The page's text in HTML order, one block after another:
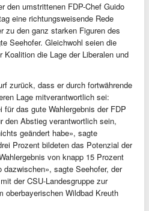
den umstrittenen FDP-Chef Guido
eine richtungsweisende Rede
zu den ganz starken Figuren des
Seehofer. Gleichwohl seien die
Koalition die Lage der Liberalen und
zurück, dass er durch fortwährende
Lage mitverantwortlich sei:
das gute Wahlergebnis der FDP
Abstieg verantwortlich sein,
geändert habe», sagte
Prozent bildeten das Potenzial der
von knapp 15 Prozent
sagte Seehofer, der
der CSU-Landesgruppe zur
oberbayerischen Wildbad Kreuth